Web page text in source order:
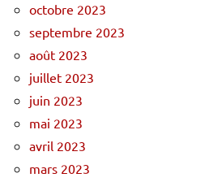
octobre 2023
septembre 2023
août 2023
juillet 2023
juin 2023
mai 2023
avril 2023
mars 2023